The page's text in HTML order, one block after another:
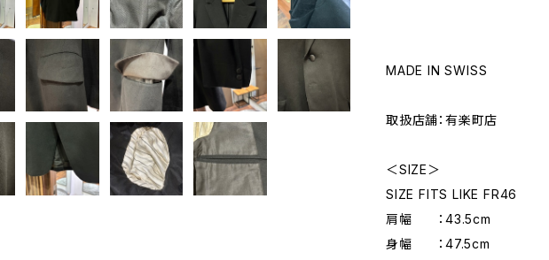
MADE IN SWISS
取扱店舗：有楽町店
＜SIZE＞
SIZE FITS LIKE FR46
肩幅 ：43.5cm
身幅 ：47.5cm